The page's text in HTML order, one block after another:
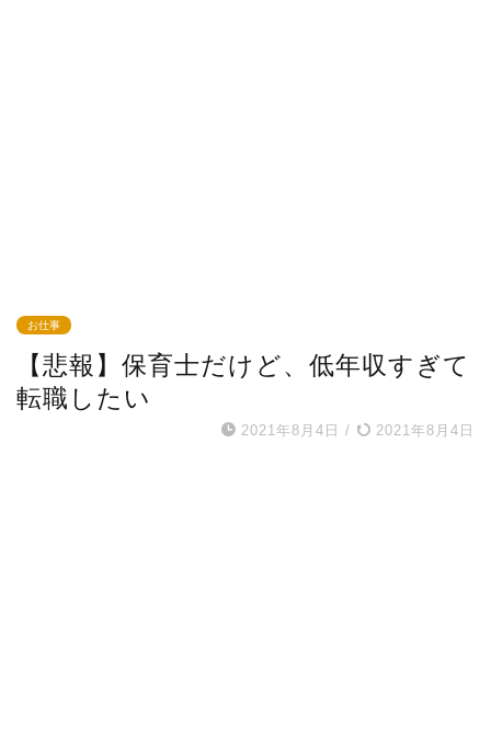
お仕事
【悲報】保育士だけど、低年収すぎて
転職したい
2021年8月4日 / 2021年8月4日